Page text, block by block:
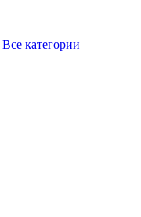
Все категории